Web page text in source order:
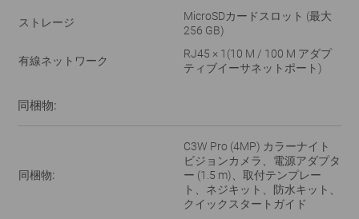
ストレージ
MicroSDカードスロット (最大
256 GB)
有線ネットワーク
RJ45 × 1(10 M / 100 M アダプ
ティブイーサネットポート)
同梱物:
同梱物:
C3W Pro (4MP) カラーナイト
ビジョンカメラ、電源アダプタ
ー (1.5 m)、取付テンプレー
ト、ネジキット、防水キット、
クイックスタートガイド